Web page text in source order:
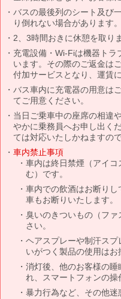
バスの最後列のシート及び
り倒れない場合があります。
2、3時間おきに休憩を取り
充電設備・Wi-Fiは機器トラ
います。その際のご返金は
付加サービスとなり、運賃
バス車内に充電器の用意は
てご用意ください。
当日ご乗車中の座席の相違
やかに乗務員へお申し出く
ては対応いたしかねますの
車内禁止事項
車内は終日禁煙（アイ
む）です。
車内での飲酒はお断り
車もお断りいたします。
臭いのきついもの（フ
さい。
ヘアスプレーや制汗ス
いがつく製品の使用はお
消灯後、他のお客様の
れ、スマートフォンの操
暴力行為など、その他迷